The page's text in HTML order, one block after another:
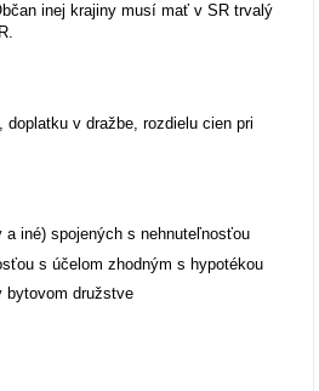
inej krajiny musí mať v SR trvalý
doplatku v dražbe, rozdielu cien pri
iné) spojených s nehnuteľnosťou
s účelom zhodným s hypotékou
bytovom družstve